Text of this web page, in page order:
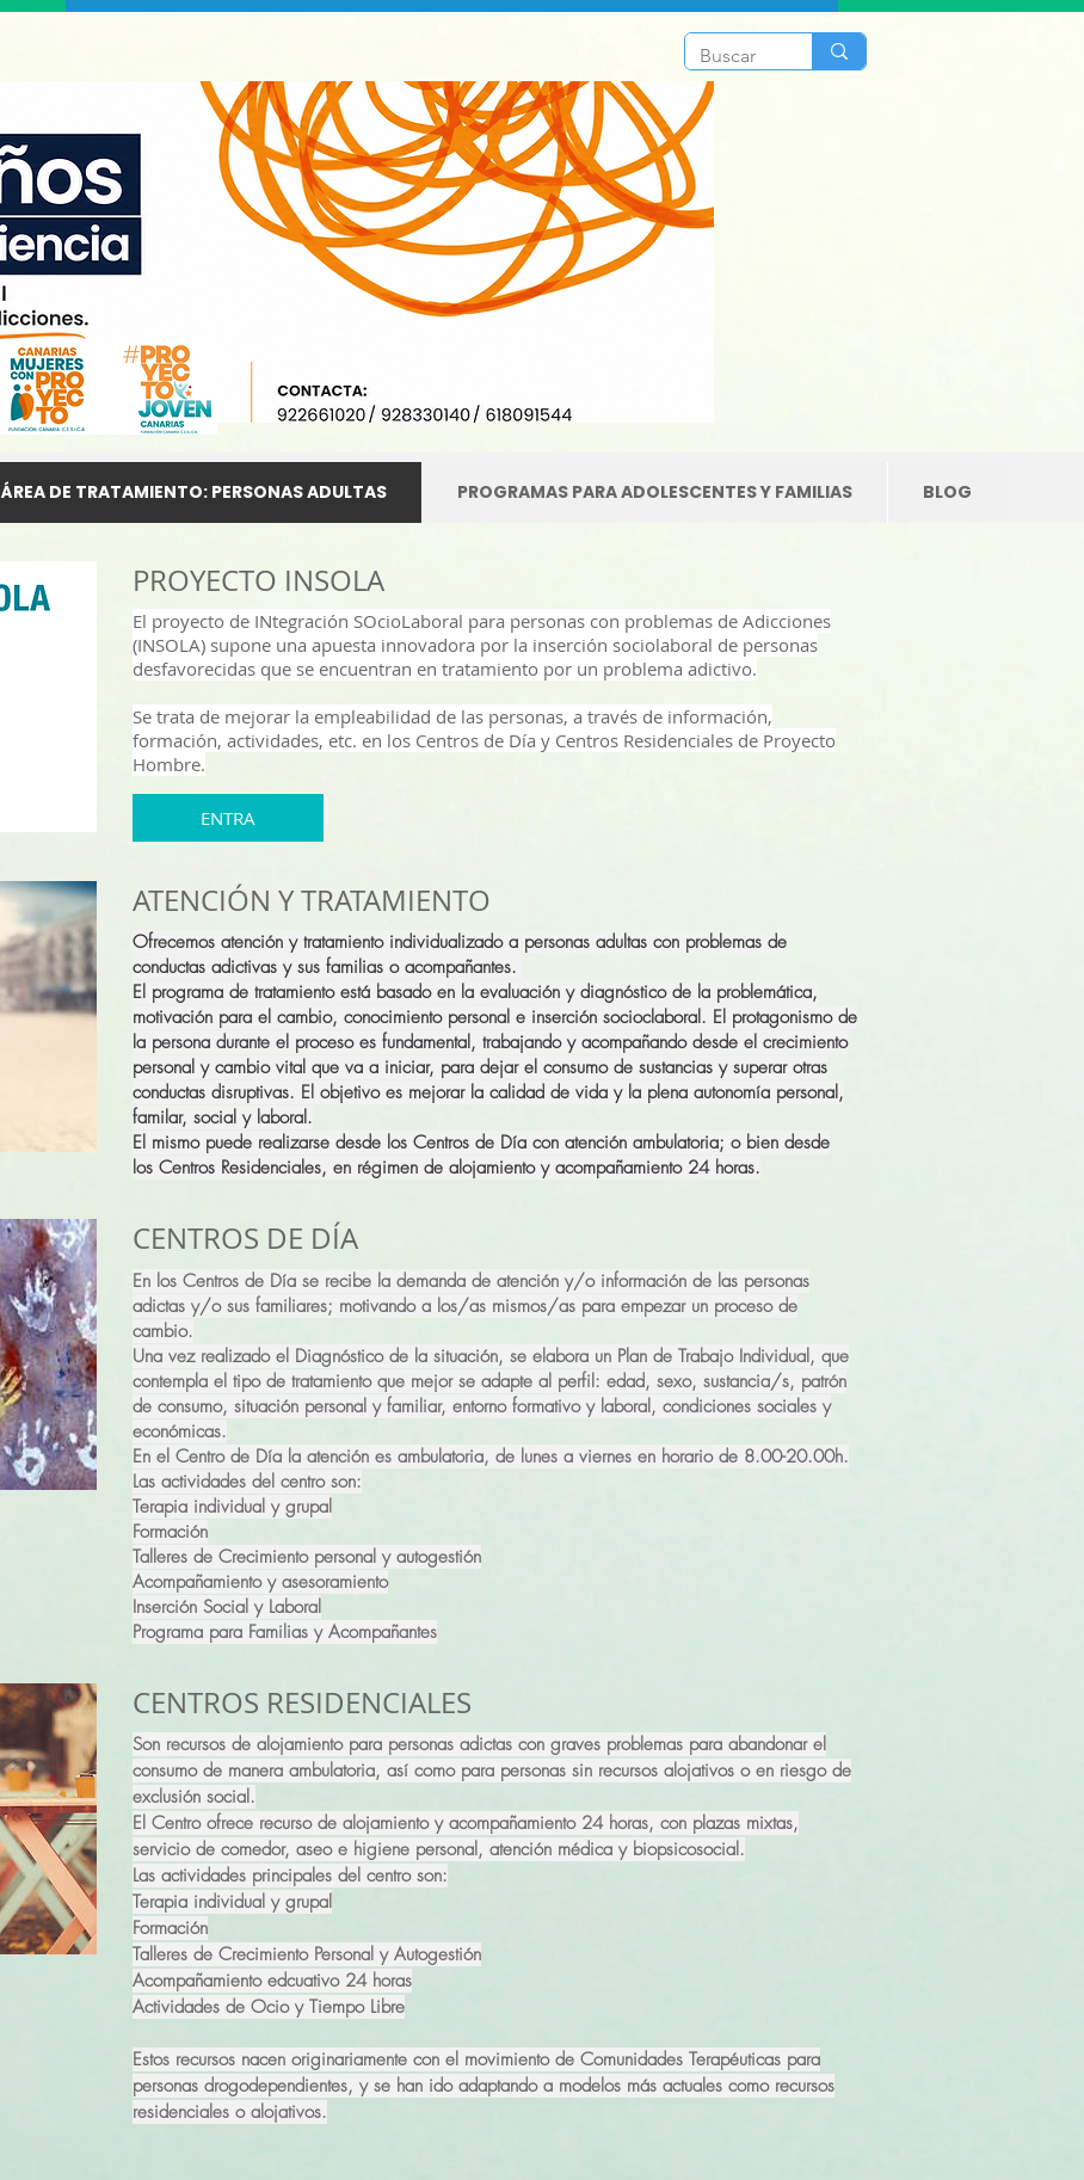
ÁREA DE TRATAMIENTO: PERSONAS ADULTAS PROGRAMAS PARA ADOLESCENTES Y FAMILIAS BLOG
PROYECTO INSOLA
El proyecto de INtegración SOcioLaboral para personas con problemas de Adicciones
(INSOLA) supone una apuesta innovadora por la inserción sociolaboral de personas
desfavorecidas que se encuentran en tratamiento por un problema adictivo.
Se trata de mejorar la empleabilidad de las personas, a través de información,
formación, actividades, etc. en los Centros de Día y Centros Residenciales de Proyecto
Hombre.
ENTRA
ATENCIÓN Y TRATAMIENTO
Ofrecemos atención y tratamiento individualizado a personas adultas con problemas de
conductas adictivas y sus familias o acompañantes.
El programa de tratamiento está basado en la evaluación y diagnóstico de la problemática,
motivación para el cambio, conocimiento personal e inserción socioclaboral. El protagonismo de
la persona durante el proceso es fundamental, trabajando y acompañando desde el crecimiento
personal y cambio vital que va a iniciar, para dejar el consumo de sustancias y superar otras
conductas disruptivas. El objetivo es mejorar la calidad de vida y la plena autonomía personal,
familar, social y laboral.
El mismo puede realizarse desde los Centros de Día con atención ambulatoria; o bien desde
los Centros Residenciales, en régimen de alojamiento y acompañamiento 24 horas.
CENTROS DE DÍA
En los Centros de Día se recibe la demanda de atención y/o información de las personas
adictas y/o sus familiares; motivando a los/as mismos/as para empezar un proceso de
cambio.
Una vez realizado el Diagnóstico de la situación, se elabora un Plan de Trabajo Individual, que
contempla el tipo de tratamiento que mejor se adapte al perfil: edad, sexo, sustancia/s, patrón
de consumo, situación personal y familiar, entorno formativo y laboral, condiciones sociales y
económicas.
En el Centro de Día la atención es ambulatoria, de lunes a viernes en horario de 8.00-20.00h.
Las actividades del centro son:
Terapia individual y grupal
Formación
Talleres de Crecimiento personal y autogestión
Acompañamiento y asesoramiento
Inserción Social y Laboral
Programa para Familias y Acompañantes
CENTROS RESIDENCIALES
Son recursos de alojamiento para personas adictas con graves problemas para abandonar el
consumo de manera ambulatoria, así como para personas sin recursos alojativos o en riesgo de
exclusión social.
El Centro ofrece recurso de alojamiento y acompañamiento 24 horas, con plazas mixtas,
servicio de comedor, aseo e higiene personal, atención médica y biopsicosocial.
Las actividades principales del centro son:
Terapia individual y grupal
Formación
Talleres de Crecimiento Personal y Autogestión
Acompañamiento edcuativo 24 horas
Actividades de Ocio y Tiempo Libre
Estos recursos nacen originariamente con el movimiento de Comunidades Terapéuticas para
personas drogodependientes, y se han ido adaptando a modelos más actuales como recursos
residenciales o alojativos.